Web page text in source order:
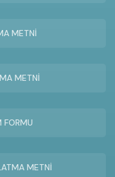
METNİ
METNİ
FORMU
METNİ